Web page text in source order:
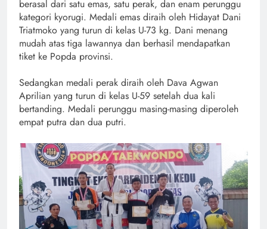
berasal dari satu emas, satu perak, dan enam perunggu
kategori kyorugi. Medali emas diraih oleh Hidayat Dani
Triatmoko yang turun di kelas U-73 kg. Dani menang
mudah atas tiga lawannya dan berhasil mendapatkan
tiket ke Popda provinsi.
Sedangkan medali perak diraih oleh Dava Agwan
Aprilian yang turun di kelas U-59 setelah dua kali
bertanding. Medali perunggu masing-masing diperoleh
empat putra dan dua putri.